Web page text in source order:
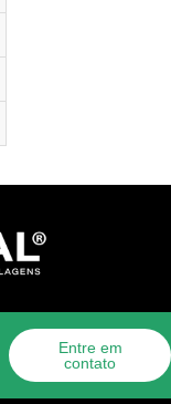
Entre em
contato